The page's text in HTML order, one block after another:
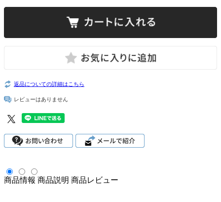
返品についての詳細はこちら
レビューはありません
商品情報 商品説明 商品レビュー